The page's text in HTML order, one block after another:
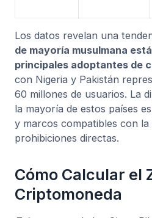
Los datos revelan una
de mayoría musulmana
principales adoptantes de
con Nigeria y Pakistán
60 millones de usuarios. La
la mayoría de estos países
y marcos compatibles con
prohibiciones directas.
Cómo Calcular el
Criptomoneda